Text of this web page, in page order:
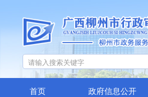
首页 政府信息公开